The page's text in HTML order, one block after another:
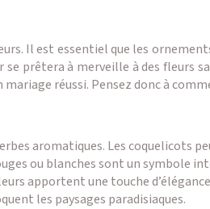
Il est essentiel que les
prêtera à merveille à des fleurs
réussi. Pensez donc à
aromatiques. Les coquelicots
ou blanches sont un symbole
apportent une touche
les paysages paradisiaques.